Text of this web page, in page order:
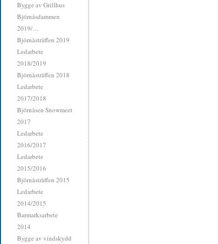
Bygge av Grillhus
Björnåsdammen
2019/…
Björnåsträffen 2019
Ledarbete
2018/2019
Björnåsträffen 2018
Ledarbete
2017/2018
Björnåsen Snowmeet
2017
Ledarbete
2016/2017
Ledarbete
2015/2016
Björnåsträffen 2015
Ledarbete
2014/2015
Barmarksarbete
2014
Bygge av vindskydd